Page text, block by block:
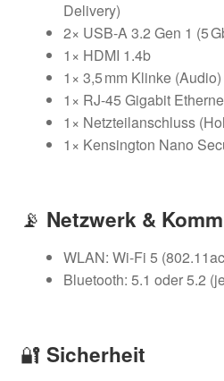
Delivery)
2× USB-A 3.2 Gen 1 (5
1× HDMI 1.4b
1× 3,5 mm Klinke (Audio)
1× RJ-45 Gigabit
1× Netzteilanschluss
1× Kensington Nano
📡 Netzwerk &
WLAN: Wi-Fi 5
Bluetooth: 5.1 oder 5.2
🔐 Sicherheit